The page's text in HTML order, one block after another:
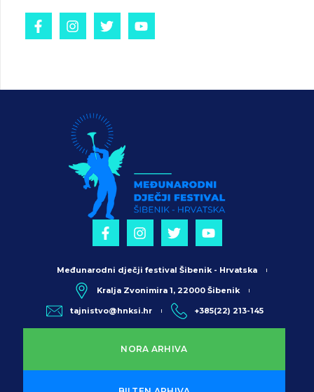
NORA ARHIVA
Međunarodni dječji festival Šibenik - Hrvatska
Kralja Zvonimira 1, 22000 Šibenik
tajnistvo@hnksi.hr +385(22) 213-145